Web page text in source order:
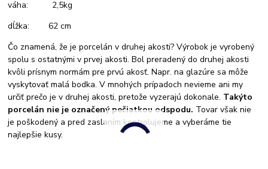
váha: 2,5kg
dĺžka: 62 cm
Čo znamená, že je porcelán v druhej akosti? Výrobok je vyrobený
spolu s ostatnými v prvej akosti. Bol preradený do druhej akosti
kvôli prísnym normám pre prvú akosť. Napr. na glazúre sa môže
vyskytovať malá bodka. V mnohých prípadoch nevieme ani my
určiť prečo je v druhej akosti, pretože vyzerajú dokonale. Takýto
porcelán nie je označený pečiatkou odspodu. Tovar však nie
je poškodený a pred zaslaním kontrolujeme a vyberáme tie
najlepšie kusy.